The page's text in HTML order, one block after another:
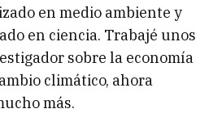
en medio ambiente y
en ciencia. Trabajé unos
sobre la economía
climático, ahora
más.